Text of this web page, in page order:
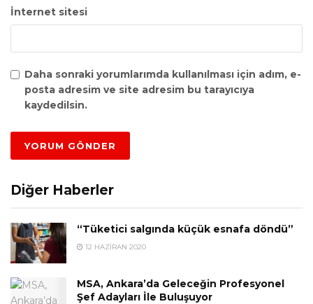
İnternet sitesi
Daha sonraki yorumlarımda kullanılması için adım, e-
posta adresim ve site adresim bu tarayıcıya
kaydedilsin.
Diğer Haberler
“Tüketici salgında küçük esnafa döndü”
12 HAZIRAN 2020
MSA, Ankara’da Geleceğin Profesyonel
Şef Adayları İle Buluşuyor